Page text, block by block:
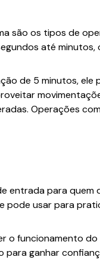
são os tipos de
até
de 5 minutos,
Operações
para quem
pode usar para
o funcionamento
ganhar